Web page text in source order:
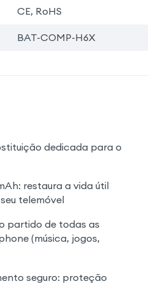
CE, RoHS
BAT-COMP-H6X
dedicada para o
restaura a vida útil
telemóvel
partido de todas as
(música, jogos,
seguro: proteção